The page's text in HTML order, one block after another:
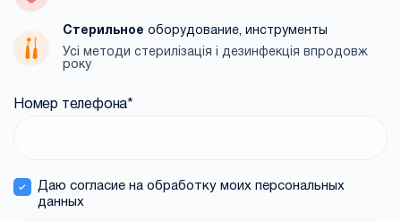
Стерильное оборудование, инструменты
Усі методи стерилізація і дезинфекція впродовж
року
Номер телефона*
Даю согласие на обработку моих персональных
данных